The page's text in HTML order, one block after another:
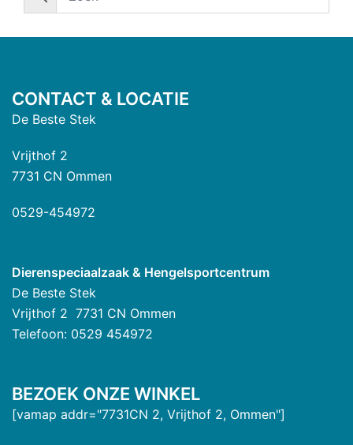
CONTACT & LOCATIE
De Beste Stek
Vrijthof 2
7731 CN Ommen
0529-454972
Dierenspeciaalzaak & Hengelsportcentrum
De Beste Stek
Vrijthof 2 7731 CN Ommen
Telefoon: 0529 454972
BEZOEK ONZE WINKEL
[vamap addr="7731CN 2, Vrijthof 2, Ommen"]